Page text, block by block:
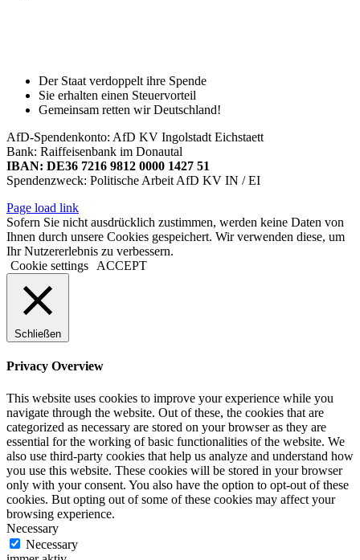
Der Staat verdoppelt ihre Spende
Sie erhalten einen Steuervorteil
Gemeinsam retten wir Deutschland!
AfD-Spendenkonto: AfD KV Ingolstadt Eichstaett
Bank: Raiffeisenbank im Donautal
IBAN: DE36 7216 9812 0000 1427 51
Spendenzweck: Politische Arbeit AfD KV IN / EI
Page load link
Sofern Sie nicht ausdrücklich zustimmen, werden keine Daten von
Ihnen durch unsere Cookies gespeichert. Wir verwenden diese, um
Ihr Nutzererlebnis zu verbessern.
Cookie settings
ACCEPT
Schließen
Privacy Overview
This website uses cookies to improve your experience while you
navigate through the website. Out of these, the cookies that are
categorized as necessary are stored on your browser as they are
essential for the working of basic functionalities of the website. We
also use third-party cookies that help us analyze and understand how
you use this website. These cookies will be stored in your browser
only with your consent. You also have the option to opt-out of these
cookies. But opting out of some of these cookies may affect your
browsing experience.
Necessary
Necessary